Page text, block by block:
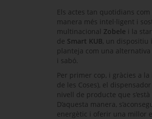
Els actes tan quotidians
manera més intel·ligent i
multinacional Zobele i la
de Smart KUB, un dispositiu
planteja com una
i sabó.
Per primer cop, i gràcies a
de les Coses), el
nivell de producte que
D’aquesta manera,
energètic i oferir una millor